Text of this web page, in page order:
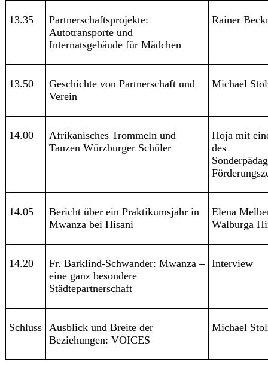
13.35
Partnerschaftsprojekte:
Autotransporte und
Internatsgebäude für Mädchen
Rainer
13.50
Geschichte von Partnerschaft und
Verein
Michael
14.00
Afrikanisches Trommeln und
Tanzen Würzburger Schüler
Hoja mit
des
14.05
Bericht über ein Praktikumsjahr in
Mwanza bei Hisani
Elena
Walburga
14.20
Fr. Barklind-Schwander: Mwanza –
eine ganz besondere
Städtepartnerschaft
Interview
Schluss
Ausblick und Breite der
Beziehungen: VOICES
Michael